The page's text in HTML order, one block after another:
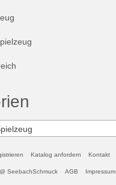
Katalog anfordern Kontakt
SeebachSchmuck AGB Impressum